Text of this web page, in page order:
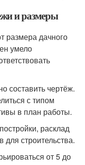
и размеры
размера дачного
умело
составить чертёж.
с типом
в план работы.
расклад
для строительства.
от 5 до